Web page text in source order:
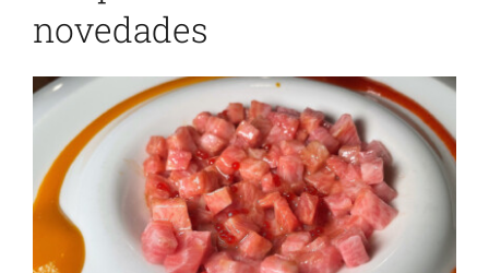
novedades
Ver
imagen
más
grande